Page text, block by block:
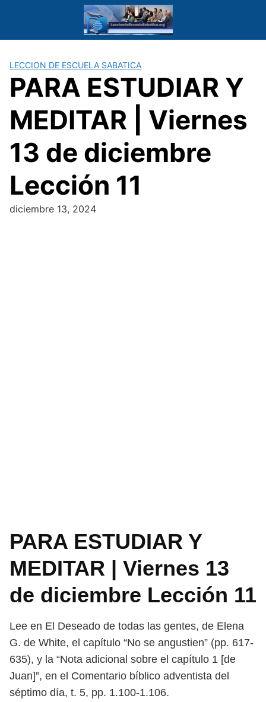
LECCION DE ESCUELA SABATICA
PARA ESTUDIAR Y
MEDITAR | Viernes
13 de diciembre
Lección 11
diciembre 13, 2024
PARA ESTUDIAR Y
MEDITAR | Viernes 13
de diciembre Lección 11
Lee en El Deseado de todas las gentes, de Elena
G. de White, el capítulo “No se angustien” (pp. 617-
635), y la “Nota adicional sobre el capítulo 1 [de
Juan]”, en el Comentario bíblico adventista del
séptimo día, t. 5, pp. 1.100-1.106.